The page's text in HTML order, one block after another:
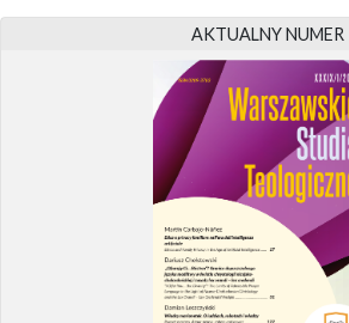
AKTUALNY NUMER